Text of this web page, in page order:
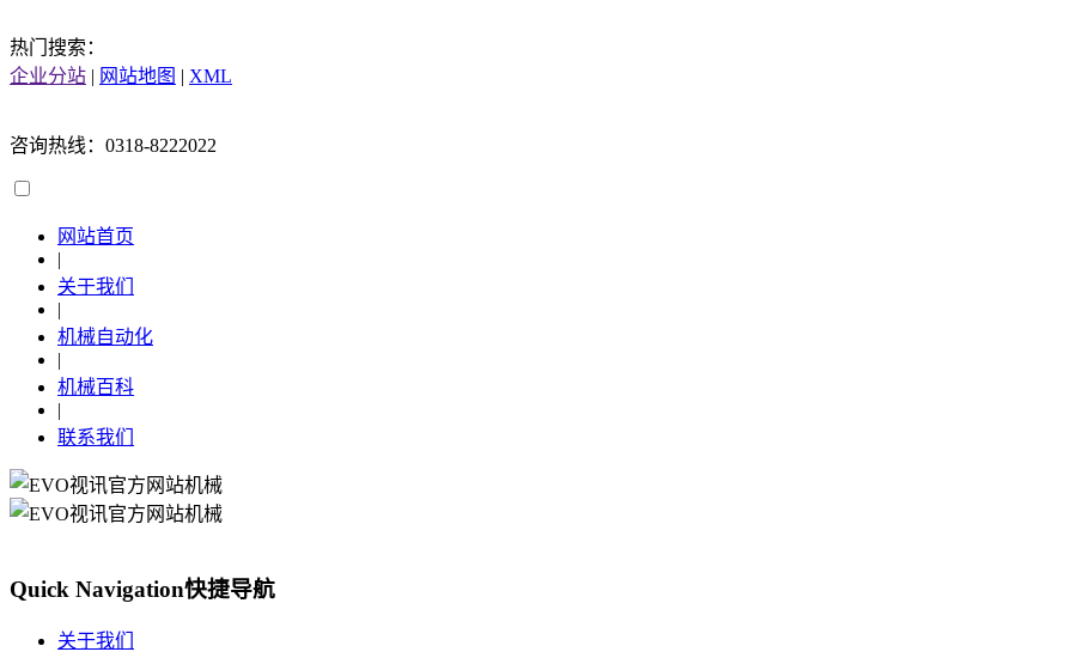
热门搜索：
企业分站 | 网站地图 | XML
咨询热线：0318-8222022
网站首页
|
关于我们
|
机械自动化
|
机械百科
|
联系我们
Quick Navigation快捷导航
关于我们